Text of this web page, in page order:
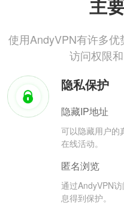
主
使用AndyVPN有许多优
访问权限
隐私保护
隐藏IP地址
可以隐藏用户的
在线活动。
匿名浏览
通过AndyVPN
息得到保护。